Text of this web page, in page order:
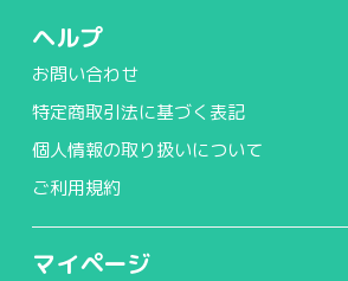
ヘルプ
お問い合わせ
特定商取引法に基づく表記
個人情報の取り扱いについて
ご利用規約
マイページ